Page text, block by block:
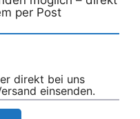
per Post
direkt bei uns
einsenden.